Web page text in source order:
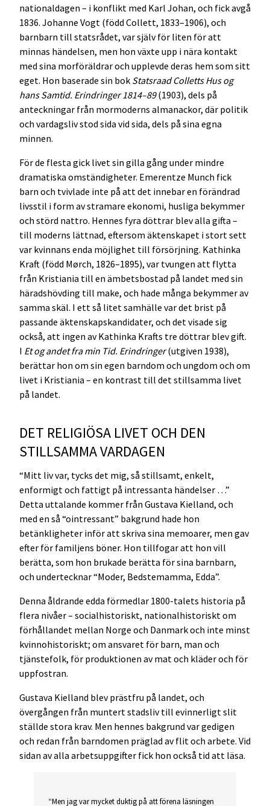
nationaldagen – i konflikt med Karl Johan, och fick avgå
1836. Johanne Vogt (född Collett, 1833–1906), och
barnbarn till statsrådet, var själv för liten för att
minnas händelsen, men hon växte upp i nära kontakt
med sina morföräldrar och upplevde deras hem som sitt
eget. Hon baserade sin bok Statsraad Colletts Hus og
hans Samtid. Erindringer 1814–89(1903), dels på
anteckningar från mormoderns almanackor, där politik
och vardagsliv stod sida vid sida, dels på sina egna
minnen.
För de flesta gick livet sin gilla gång under mindre
dramatiska omständigheter. Emerentze Munch fick
barn och tvivlade inte på att det innebar en förändrad
livsstil i form av stramare ekonomi, husliga bekymmer
och störd nattro. Hennes fyra döttrar blev alla gifta –
till moderns lättnad, eftersom äktenskapet i stort sett
var kvinnans enda möjlighet till försörjning. Kathinka
Kraft (född Mørch, 1826–1895), var tvungen att flytta
från Kristiania till en ämbetsbostad på landet med sin
häradshövding till make, och hade många bekymmer av
samma skäl. I ett så litet samhälle var det brist på
passande äktenskapskandidater, och det visade sig
också, att ingen av Kathinka Krafts tre döttrar blev gift.
I Et og andet fra min Tid. Erindringer(utgiven 1938),
berättar hon om sin egen barndom och ungdom och om
livet i Kristiania – en kontrast till det stillsamma livet
på landet.
DET RELIGIÖSA LIVET OCH DEN
STILLSAMMA VARDAGEN
“Mitt liv var, tycks det mig, så stillsamt, enkelt,
enformigt och fattigt på intressanta händelser …”
Detta uttalande kommer från Gustava Kielland, och
med en så “ointressant” bakgrund hade hon
betänkligheter inför att skriva sina memoarer, men gav
efter för familjens böner. Hon tillfogar att hon vill
berätta, som hon brukade berätta för sina barnbarn,
och undertecknar “Moder, Bedstemamma, Edda”.
Denna åldrande edda förmedlar 1800-talets historia på
flera nivåer – socialhistoriskt, nationalhistoriskt om
förhållandet mellan Norge och Danmark och inte minst
kvinnohistoriskt; om ansvaret för barn, man och
tjänstefolk, för produktionen av mat och kläder och för
uppfostran.
Gustava Kielland blev prästfru på landet, och
övergången från muntert stadsliv till evinnerligt slit
ställde stora krav. Men hennes bakgrund var gedigen
och redan från barndomen präglad av flit och arbete. Vid
sidan av alla arbetsuppgifter fick hon också tid att läsa.
“Men jag var mycket duktig på att förena läsningen